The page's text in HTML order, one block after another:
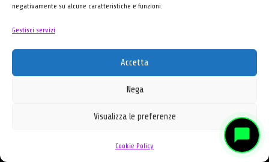
negativamente su alcune caratteristiche e funzioni.
Gestisci servizi
Accetta
Nega
Visualizza le preferenze
Cookie Policy
refund and reuturns